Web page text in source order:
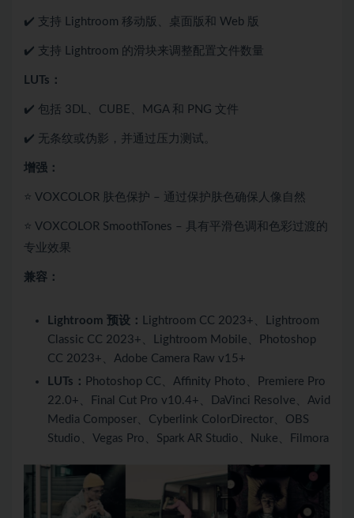
✔️ 支持 Lightroom 移动版、桌面版和 Web 版
✔️ 支持 Lightroom 的滑块来调整配置文件数量
LUTs：
✔️ 包括 3DL、CUBE、MGA 和 PNG 文件
✔️ 无条纹或伪影，并通过压力测试。
增强：
⭐ VOXCOLOR 肤色保护 – 通过保护肤色确保人像自然
⭐ VOXCOLOR SmoothTones – 具有平滑色调和色彩过渡的
专业效果
兼容：
Lightroom 预设： Lightroom CC 2023+、Lightroom
Classic CC 2023+、Lightroom Mobile、Photoshop
CC 2023+、Adobe Camera Raw v15+
LUTs： Photoshop CC、Affinity Photo、Premiere Pro
22.0+、Final Cut Pro v10.4+、DaVinci Resolve、Avid
Media Composer、Cyberlink ColorDirector、OBS
Studio、Vegas Pro、Spark AR Studio、Nuke、Filmora